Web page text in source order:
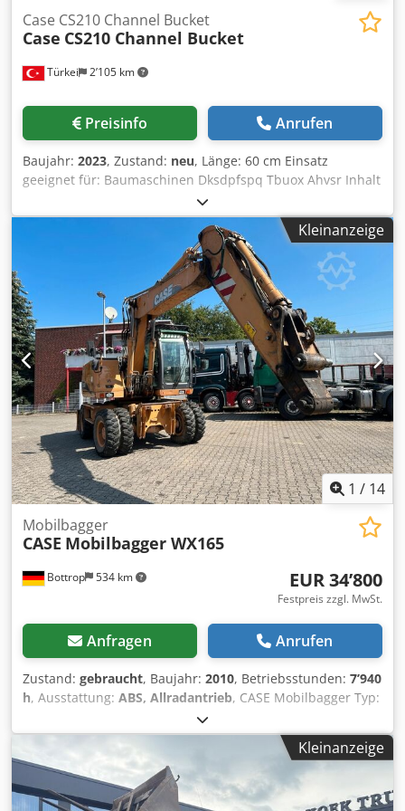
Türkei 2’105 km
Case CS210 Channel Bucket
Case CS210 Channel Bucket
Preisinfo Anrufen
Baujahr: 2023, Zustand: neu, Länge: 60 cm Einsatz
geeignet für: Baumaschinen Dksdpfspq Tbuox Ahvsr Inhalt
des Laderaums: 500 l Garantie: 6 Monate
Kleinanzeige
1 / 14
Bottrop 534 km
Mobilbagger
CASE Mobilbagger WX165
EUR 34’800
Festpreis zzgl. MwSt.
Anfragen Anrufen
Zustand: gebraucht, Baujahr: 2010, Betriebsstunden: 7’940
h, Ausstattung: ABS, Allradantrieb, CASE Mobilbagger Typ:
WX165 (Hydraulic Exavator) Typ approval number: N211
Motorhersteller : Case Motorleistung: 105 kW
Betriebsstunden : 7940 h Zul. Gesamtgewicht : 18000 kg
Transportlänge :8,19 m Transportbreite:1,91 m
Transporthöhe: 2,89 m Farbe : Gelb - Joystick-Steuerung -
Kleinanzeige